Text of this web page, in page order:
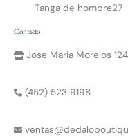
Tanga de hombre27
Contacto
Jose Maria Morelos
(452) 523 9198